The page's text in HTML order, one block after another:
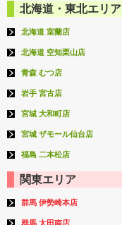
北海道・東北エリア
北海道 室蘭店
北海道 空知栗山店
青森 むつ店
岩手 宮古店
宮城 大和町店
宮城 ザモール仙台店
福島 二本松店
関東エリア
群馬 伊勢崎本店
群馬 太田南店